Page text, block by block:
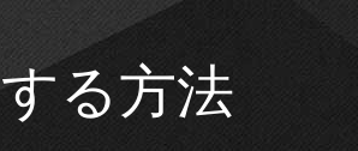
• 動画・音楽変換3！プロ for Mac
る方法